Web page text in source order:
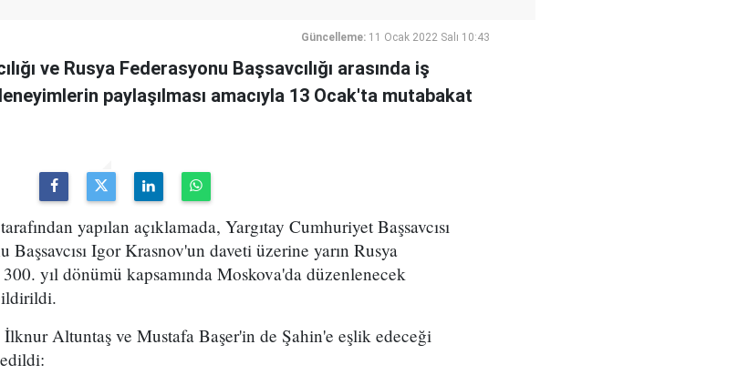
Güncelleme: 11 Ocak 2022 Salı 10:43
ve Rusya Federasyonu Başsavcılığı arasında iş
paylaşılması amacıyla 13 Ocak'ta mutabakat
yapılan açıklamada, Yargıtay Cumhuriyet Başsavcısı
Igor Krasnov'un daveti üzerine yarın Rusya
300. yıl dönümü kapsamında Moskova'da düzenlenecek
İlknur Altuntaş ve Mustafa Başer'in de Şahin'e eşlik edeceği